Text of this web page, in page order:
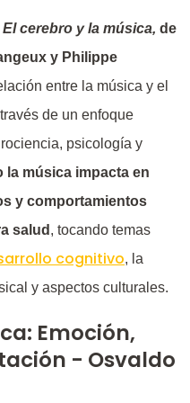
cerebro y la música, de
y Philippe
entre la música y el
de un enfoque
psicología y
la música impacta en
y comportamientos
salud , tocando temas
cognitivo, la
y aspectos culturales.
Emoción,
- Osvaldo